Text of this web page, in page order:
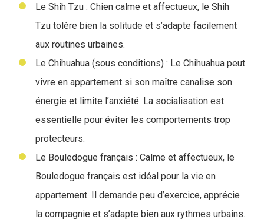
Le Shih Tzu : Chien calme et affectueux, le Shih
Tzu tolère bien la solitude et s’adapte facilement
aux routines urbaines.
Le Chihuahua (sous conditions) : Le Chihuahua peut
vivre en appartement si son maître canalise son
énergie et limite l’anxiété. La socialisation est
essentielle pour éviter les comportements trop
protecteurs.
Le Bouledogue français : Calme et affectueux, le
Bouledogue français est idéal pour la vie en
appartement. Il demande peu d’exercice, apprécie
la compagnie et s’adapte bien aux rythmes urbains.